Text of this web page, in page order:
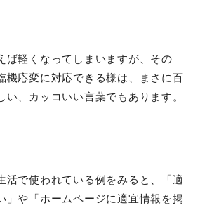
ば軽くなってしまいますが、その
機応変に対応できる様は、まさに百
い、カッコいい言葉でもあります。
活で使われている例をみると、「適
」や「ホームページに適宜情報を掲